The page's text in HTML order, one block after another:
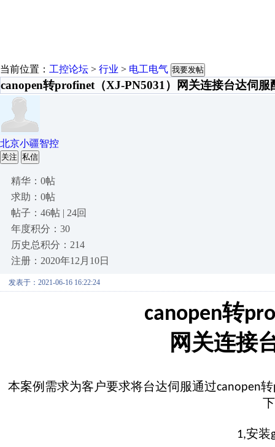
当前位置： 工控论坛 > 行业 > 电工电气 我要发帖
canopen转profinet（XJ-PN5031）网关连接台达伺服
北京小疆智控
关注 私信
精华：0帖
求助：0帖
帖子：46帖 | 24回
年度积分：30
历史总积分：214
注册：2020年12月10日
发表于：2021-06-16 16:22:24
canopen转
网关连接
本案例需求为客户要求将台达伺服通过canopen转
1,安装